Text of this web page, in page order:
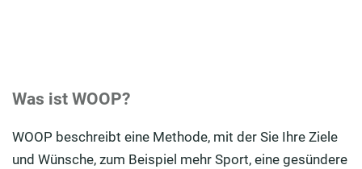
Was ist WOOP?
WOOP beschreibt eine Methode, mit der Sie Ihre Ziele
und Wünsche, zum Beispiel mehr Sport, eine gesündere